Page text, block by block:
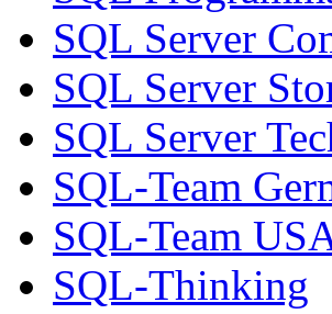
SQL Server
SQL Server
SQL Server
SQL-Team
SQL-Team
SQL-Thinking